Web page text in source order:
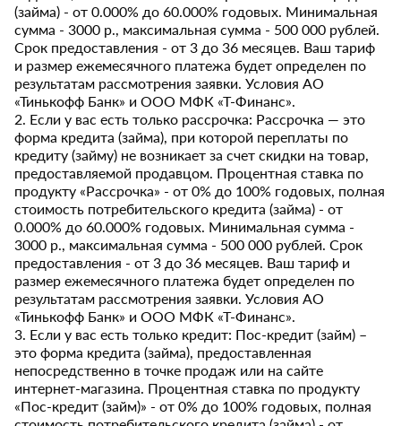
(займа) - от 0.000% до 60.000% годовых. Минимальная
сумма - 3000 р., максимальная сумма - 500 000 рублей.
Срок предоставления - от 3 до 36 месяцев. Ваш тариф
и размер ежемесячного платежа будет определен по
результатам рассмотрения заявки. Условия АО
«Тинькофф Банк» и ООО МФК «Т-Финанс».
2. Если у вас есть только рассрочка: Рассрочка — это
форма кредита (займа), при которой переплаты по
кредиту (займу) не возникает за счет скидки на товар,
предоставляемой продавцом. Процентная ставка по
продукту «Рассрочка» - от 0% до 100% годовых, полная
стоимость потребительского кредита (займа) - от
0.000% до 60.000% годовых. Минимальная сумма -
3000 р., максимальная сумма - 500 000 рублей. Срок
предоставления - от 3 до 36 месяцев. Ваш тариф и
размер ежемесячного платежа будет определен по
результатам рассмотрения заявки. Условия АО
«Тинькофф Банк» и ООО МФК «Т-Финанс».
3. Если у вас есть только кредит: Пос-кредит (займ) –
это форма кредита (займа), предоставленная
непосредственно в точке продаж или на сайте
интернет-магазина. Процентная ставка по продукту
«Пос-кредит (займ)» - от 0% до 100% годовых, полная